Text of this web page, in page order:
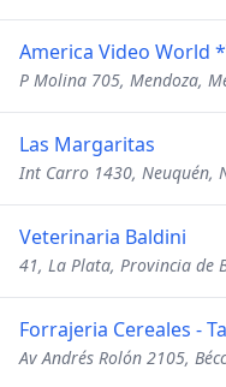
America Video World
P Molina 705, Mendoza,
Las Margaritas
Int Carro 1430, Neuquén,
Veterinaria Baldini
41, La Plata, Provincia de
Forrajeria Cereales -
Av Andrés Rolón 2105,